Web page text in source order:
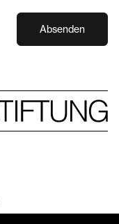
Absenden